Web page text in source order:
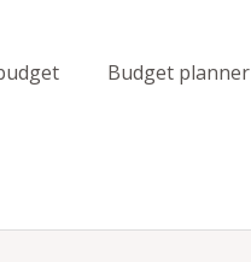
Budget planner